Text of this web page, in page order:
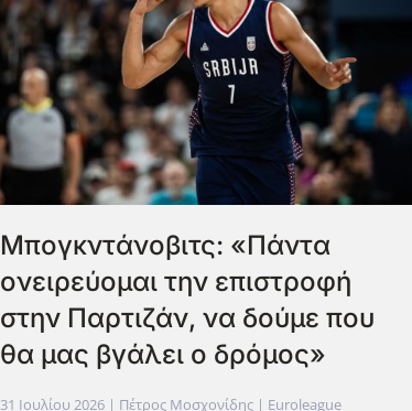
Μπογκντάνοβιτς: «Πάντα
ονειρεύομαι την επιστροφή
στην Παρτιζάν, να δούμε που
θα μας βγάλει ο δρόμος»
31 Ιουλίου 2026 | Πέτρος Μοσχονίδης | Euroleague